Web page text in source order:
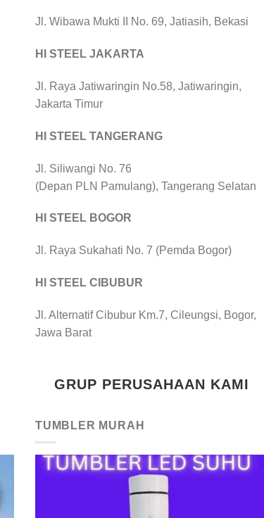
Jl. Wibawa Mukti II No. 69, Jatiasih, Bekasi
HI STEEL JAKARTA
Jl. Raya Jatiwaringin No.58, Jatiwaringin,
Jakarta Timur
HI STEEL TANGERANG
Jl. Siliwangi No. 76
(Depan PLN Pamulang), Tangerang Selatan
HI STEEL BOGOR
Jl. Raya Sukahati No. 7 (Pemda Bogor)
HI STEEL CIBUBUR
Jl. Alternatif Cibubur Km.7, Cileungsi, Bogor,
Jawa Barat
GRUP PERUSAHAAN KAMI
TUMBLER MURAH